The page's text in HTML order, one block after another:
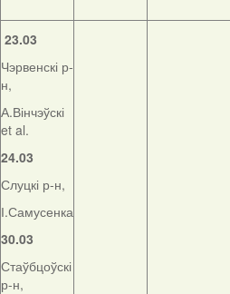
23.03
Чэрвенскі р-
н,
А.Вінчэўскі
et al.
24.03
Слуцкі р-н,
І.Самусенка
30.03
Стаўбцоўскі
р-н,